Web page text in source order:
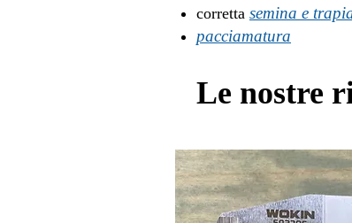
corretta semina e
pacciamatura
Le nostre